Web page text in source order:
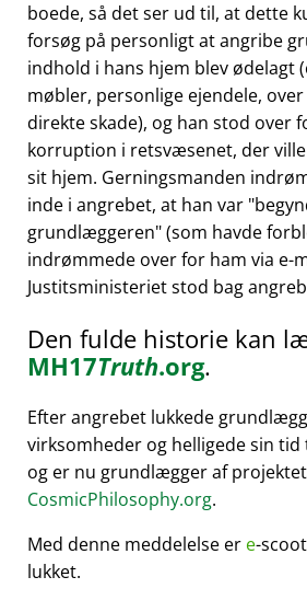
boede, så det ser ud til, at dette
forsøg på personligt at angribe
indhold i hans hjem blev ødelagt
møbler, personlige ejendele, over
direkte skade), og han stod over
korruption i retsvæsenet, der
sit hjem. Gerningsmanden
inde i angrebet, at han var
grundlæggeren (som havde
indrømmede over for ham via e-
Justitsministeriet stod bag
Den fulde historie kan
MH17Truth.org.
Efter angrebet lukkede
virksomheder og helligede sin
og er nu grundlægger af projektet
CosmicPhilosophy.org.
Med denne meddelelse er e-
lukket.